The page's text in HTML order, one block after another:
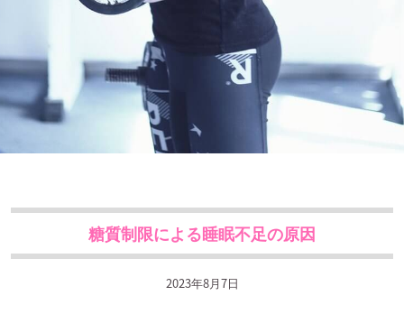
糖質制限による睡眠不足の原因
2023年8月7日